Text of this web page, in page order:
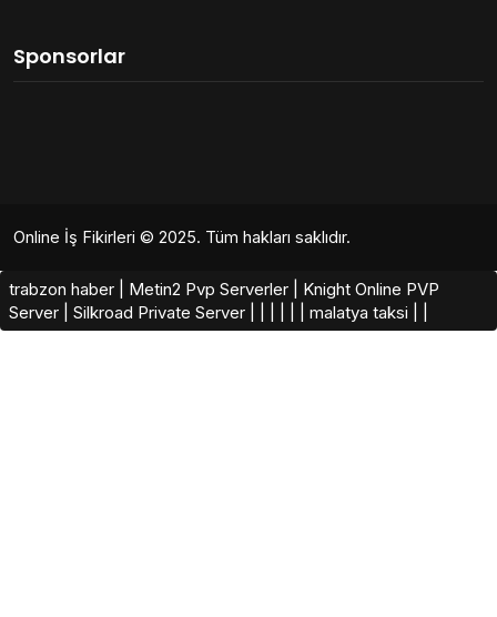
Sponsorlar
Online İş Fikirleri © 2025. Tüm hakları saklıdır.
trabzon haber Metin2 Pvp Serverler
Knight Online PVP
Server
Silkroad Private Server​ malatya taksi